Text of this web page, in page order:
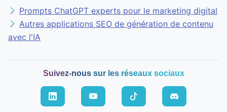
Prompts ChatGPT experts pour le marketing digital
Autres applications SEO de génération de contenu
avec l'IA
Suivez-nous sur les réseaux sociaux